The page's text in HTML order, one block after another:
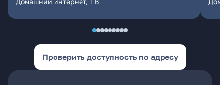
Домашний интернет, ТВ
Проверить доступность по адресу